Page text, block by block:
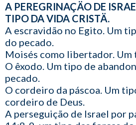
A PEREGRINAÇÄO DE
TIPO DA VIDA CRISTÄ.
A escravidão no Egito. Um
do pecado.
Moisés como libertador.
O êxodo. Um tipo de
pecado.
O cordeiro da páscoa. Um
cordeiro de Deus.
A perseguição de Israel por